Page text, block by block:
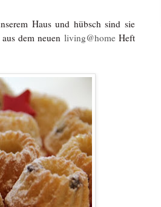
Haus und hübsch sind sie
dem neuen living@homeHeft